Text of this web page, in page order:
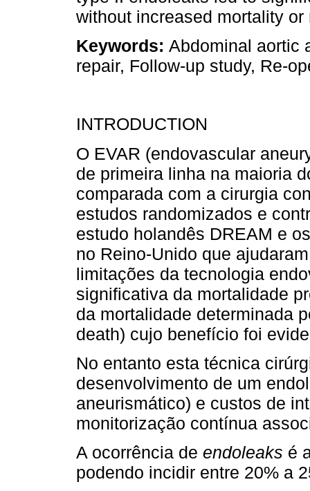
without increased mortality or
Keywords: Abdominal aortic
repair, Follow-up study, Re-
INTRODUCTION
O EVAR (endovascular
de primeira linha na maioria
comparada com a cirurgia
estudos randomizados e
estudo holandês DREAM e
no Reino-Unido que
limitações da tecnologia
significativa da mortalidade
da mortalidade determinada
death) cujo benefício foi
No entanto esta técnica
desenvolvimento de um
aneurismático) e custos de
monitorização contínua
A ocorrência de endoleaks é
podendo incidir entre 20% a